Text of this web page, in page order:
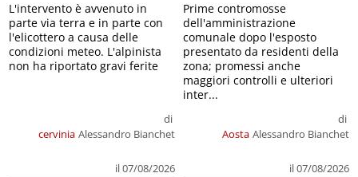
cervinia
di
Alessandro Bianchet
il 07/08/2026
L'intervento è avvenuto in
parte via terra e in parte con
l'elicottero a causa delle
condizioni meteo. L'alpinista
non ha riportato gravi ferite
Aosta
di
Alessandro Bianchet
il 07/08/2026
Prime contromosse
dell'amministrazione
comunale dopo l'esposto
presentato da residenti della
zona; promessi anche
maggiori controlli e ulteriori
inter...